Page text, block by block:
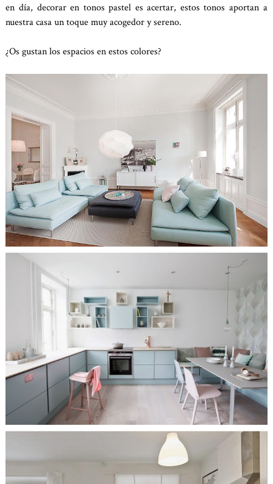
en día, decorar en tonos pastel es acertar, estos tonos aportan a
nuestra casa un toque muy acogedor y sereno.
¿Os gustan los espacios en estos colores?